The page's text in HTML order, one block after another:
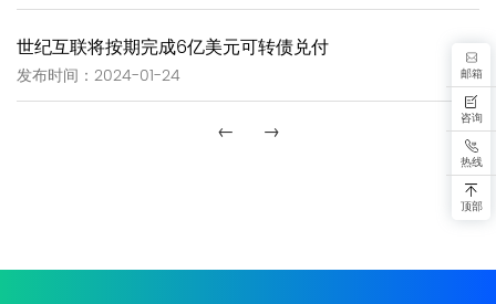
世纪互联将按期完成6亿美元可转债兑付
发布时间：2024-01-24
← →
邮箱
咨询
热线
顶部